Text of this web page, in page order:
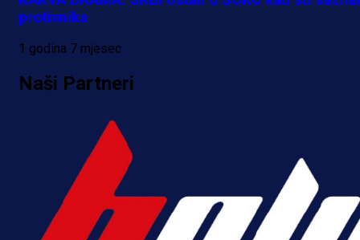
protivnika
1 godina 7 mjesec
Naši Partneri